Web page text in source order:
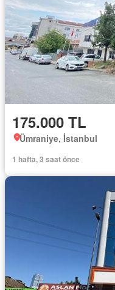
175.000 TL
Ümraniye, İstanbul
1 hafta, 3 saat önce